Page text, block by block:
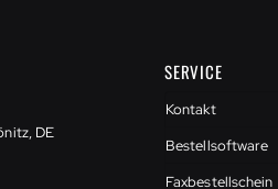
DE
SERVICE
Kontakt
Bestellsoftware
Faxbestellschein